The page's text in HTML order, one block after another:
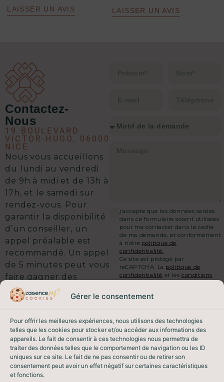
Gérer le consentement
Pour offrir les meilleures expériences, nous utilisons des technologies
telles que les cookies pour stocker et/ou accéder aux informations des
appareils. Le fait de consentir à ces technologies nous permettra de
traiter des données telles que le comportement de navigation ou les ID
uniques sur ce site. Le fait de ne pas consentir ou de retirer son
consentement peut avoir un effet négatif sur certaines caractéristiques
et fonctions.
efficace : un excellent relationnel,
une analyse précise de la situation,
C’est clairement l’équipe qu’il vous
faut pour envisager une transaction
immobilière en toute sérénité.
LAISSER UN AVIS LAISSER UN AVIS
Contactez-
Nous
19 BOULEVARD
VICTOR-HUGO, 06000
NICE
Nous vous accueillons
d u lundi au vendredi
de 9h à midi et de 13h à
17h, et le samedi sur
rendez-vous. Pour
garantir la disponibilité
d’un conseiller, un
appel préalable est
recommandé. Un appel
de 5 minutes peut vous
faire gagner des
semaines sur votre
vente.
EMAIL & TÉLÉPHONE
contact@lagencem.immo
04 93 82 26 62
j’accepte que les données saisies
dans ce formulaire soient utilisées
pour me contacter dans le cadre
de ma demande, et conformément
à notre politique de
confidentialité.
Ce site est protégé par
reCAPTCHA. La politique de
confidentialité et les conditions